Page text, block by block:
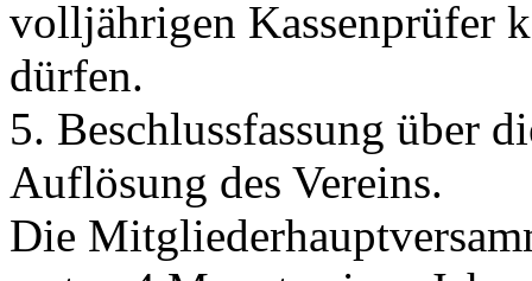
volljährigen Kassenprüfer
dürfen.
5. Beschlussfassung über
Auflösung des Vereins.
Die